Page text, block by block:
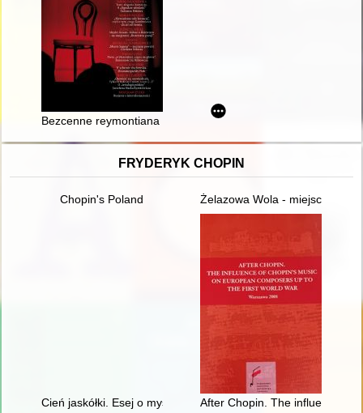
Bezcenne reymontiana : archiwum mecenasa Witolda
FRYDERYK CHOPIN
Chopin's Poland Żelazowa Wola - miejsce
Cień jaskółki. Esej o myślach ChopinaAfter Chopin. The influence of